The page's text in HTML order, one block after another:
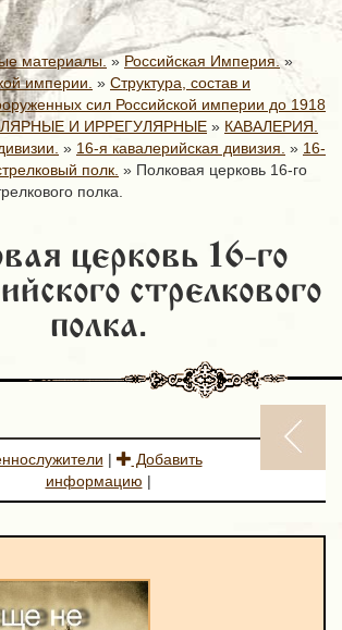
материалы.» Российская Империя. »
империи. » Структура, состав и
сил Российской империи до 1918
И ИРРЕГУЛЯРНЫЕ » КАВАЛЕРИЯ.
» 16-я кавалерийская дивизия. » 16-
полк. » Полковая церковь 16-го
полка.
церковь 16-го
стрелкового
полка.
|
Добавить
информацию |